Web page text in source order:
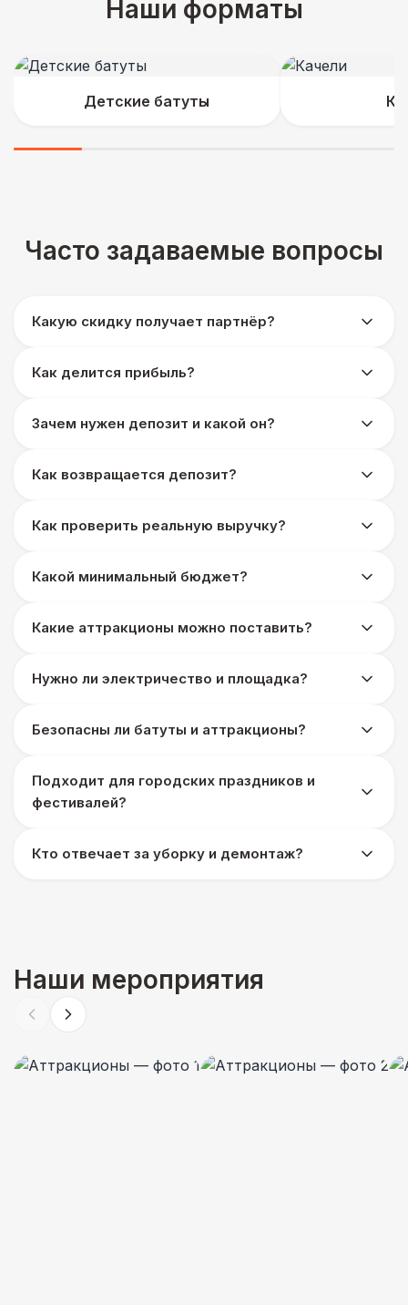
Наши форматы
Детские батуты
Часто задаваемые вопросы
Какую скидку получает партнёр?
Как делится прибыль?
Зачем нужен депозит и какой он?
Как возвращается депозит?
Как проверить реальную выручку?
Какой минимальный бюджет?
Какие аттракционы можно поставить?
Нужно ли электричество и площадка?
Безопасны ли батуты и аттракционы?
Подходит для городских праздников и
фестивалей?
Кто отвечает за уборку и демонтаж?
Наши мероприятия